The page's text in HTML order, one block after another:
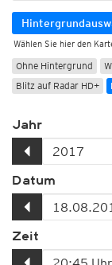
Wählen Sie hier den
Ohne Hintergrund
Blitz auf Radar HD+
Jahr
Datum
Zeit